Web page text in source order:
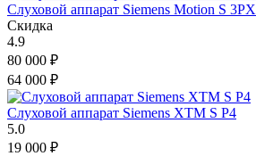
Слуховой аппарат Siemens Motion S 3PX
Скидка
4.9
80 000 ₽
64 000 ₽
Слуховой аппарат Siemens XTM S P4
5.0
19 000 ₽